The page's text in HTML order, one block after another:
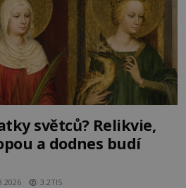
světců? Relikvie,
a dodnes budí
3.2TIS